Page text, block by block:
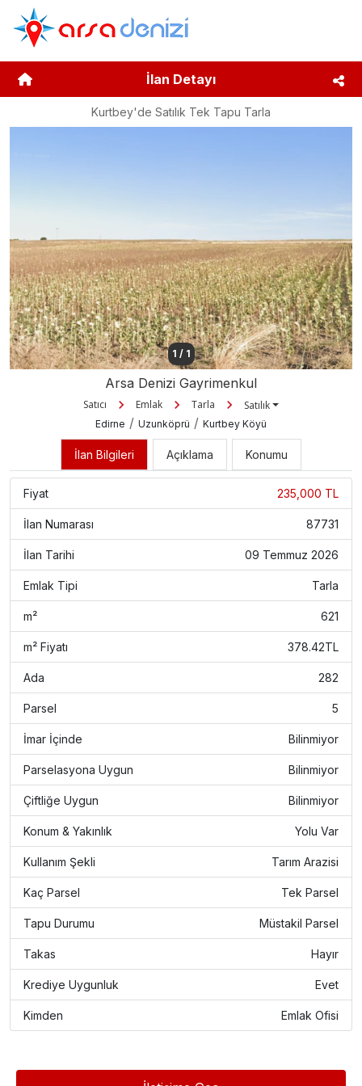
İlan Detayı
Kurtbey'de Satılık Tek Tapu Tarla
1 / 1
Arsa Denizi Gayrimenkul
Satıcı Emlak Tarla Satılık
Edirne / Uzunköprü / Kurtbey Köyü
İlan Bilgileri Açıklama Konumu
Fiyat 235,000 TL
İlan Numarası 87731
İlan Tarihi 09 Temmuz 2026
Emlak Tipi Tarla
m² 621
m² Fiyatı 378.42TL
Ada 282
Parsel 5
İmar İçinde Bilinmiyor
Parselasyona Uygun Bilinmiyor
Çiftliğe Uygun Bilinmiyor
Konum & Yakınlık Yolu Var
Kullanım Şekli Tarım Arazisi
Kaç Parsel Tek Parsel
Tapu Durumu Müstakil Parsel
Takas Hayır
Krediye Uygunluk Evet
Kimden Emlak Ofisi